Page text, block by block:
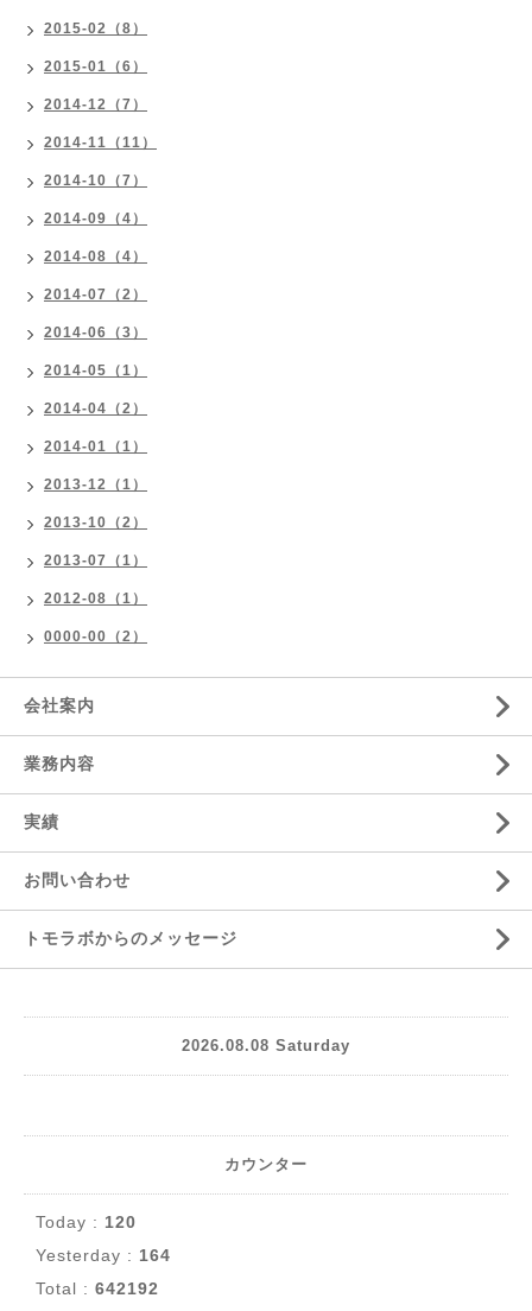
2015-02（8）
2015-01（6）
2014-12（7）
2014-11（11）
2014-10（7）
2014-09（4）
2014-08（4）
2014-07（2）
2014-06（3）
2014-05（1）
2014-04（2）
2014-01（1）
2013-12（1）
2013-10（2）
2013-07（1）
2012-08（1）
0000-00（2）
会社案内
業務内容
実績
お問い合わせ
トモラボからのメッセージ
2026.08.08 Saturday
カウンター
Today : 120
Yesterday : 164
Total : 642192